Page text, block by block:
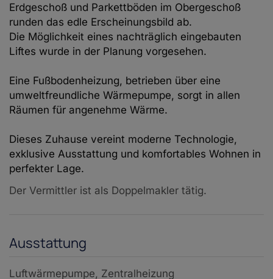
Erdgeschoß und Parkettböden im Obergeschoß
runden das edle Erscheinungsbild ab.
Die Möglichkeit eines nachträglich eingebauten
Liftes wurde in der Planung vorgesehen.
Eine Fußbodenheizung, betrieben über eine
umweltfreundliche Wärmepumpe, sorgt in allen
Räumen für angenehme Wärme.
Dieses Zuhause vereint moderne Technologie,
exklusive Ausstattung und komfortables Wohnen in
perfekter Lage.
Der Vermittler ist als Doppelmakler tätig.
Ausstattung
Luftwärmepumpe Zentralheizung